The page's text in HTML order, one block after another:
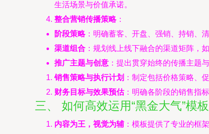
生活场景与价值承诺。
整合营销传播策略：
阶段策略：明确蓄客、开盘、强销、持销、
渠道组合 ：规划线上线下融合的渠道矩阵，
推广主题与创意 ：提出贯穿始终的传播主题
销售策略与执行计划 ：制定包括价格策略、
财务目标与效果预估：明确各阶段的销售指
三、 如何高效运用“黑金大气”模
内容为王，视觉为辅：模板提供了专业的框